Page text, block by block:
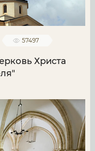
57497
Христа